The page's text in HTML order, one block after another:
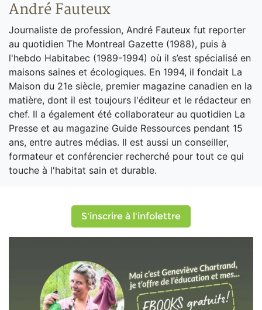
André Fauteux
Journaliste de profession, André Fauteux fut reporter
au quotidien The Montreal Gazette (1988), puis à
l'hebdo Habitabec (1989-1994) où il s’est spécialisé en
maisons saines et écologiques. En 1994, il fondait La
Maison du 21e siècle, premier magazine canadien en la
matière, dont il est toujours l'éditeur et le rédacteur en
chef. Il a également été collaborateur au quotidien La
Presse et au magazine Guide Ressources pendant 15
ans, entre autres médias. Il est aussi un conseiller,
formateur et conférencier recherché pour tout ce qui
touche à l'habitat sain et durable.
S'inscrire à l'infolettre